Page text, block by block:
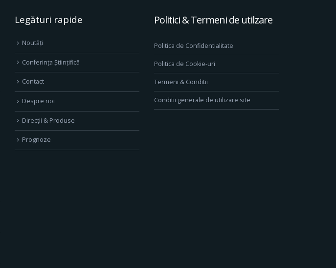
Legături rapide
Noutăți
Conferința Științifică
Contact
Despre noi
Direcţii & Produse
Prognoze
Politici & Termeni de utilzare
Politica de Confidentialitate
Politica de Cookie-uri
Termeni & Conditii
Conditii generale de utilizare site